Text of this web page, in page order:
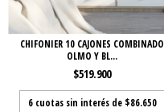
CHIFONIER 10 CAJONES COMBINADO
OLMO Y BL...
$519.900
6 cuotas sin interés de $86.650